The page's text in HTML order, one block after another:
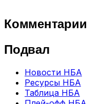
Комментарии
Подвал
Новости НБА
Ресурсы НБА
Таблица НБА